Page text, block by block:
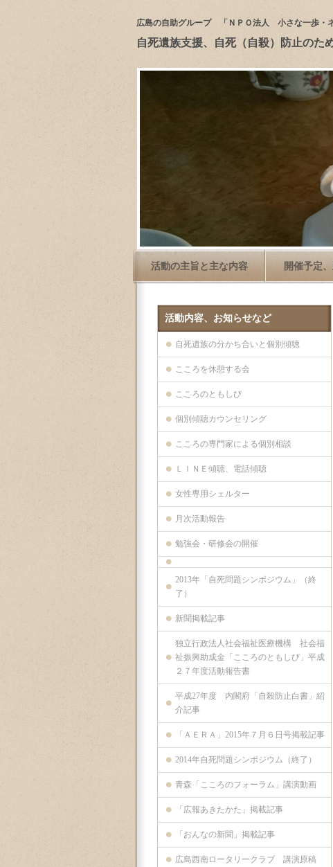
広島の自助グループ 「ＮＰＯ法人 小さな一歩・ネ
自死遺族支援、自死（自殺）防止のた
活動の主旨と主な内容 開催予定
活動内容、お知らせなど
自死遺族の分かち合いと個別傾聴
こころを休憩する会
こころのともしび
個別傾聴カウンセリング
こころの専門家による個別相談
ＬＩＮＥ傾聴、電話傾聴
女性専用シェルター
月次活動報告
勉強会・研修会の開催
2013年「自死問題シンポジウム」（終
了）
新聞掲載記事
独立行政法人社会福祉医療機構 社会福
祉振興助成金「こころのともしび」平成
２７年度活動報告書
平成27年度 内閣府「自殺防止白書」紹
介記事
「ＡＥＲＡ」2015年７月６日号掲載記事
2014年自死問題シンポジウム（終了）
青森「こころのフォーラム」講演動画
「広報あきたかた」掲載記事
「おんなの新聞」掲載記事
広島西南ロータリークラブ 講演原稿